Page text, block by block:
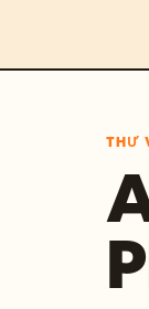
THƯ